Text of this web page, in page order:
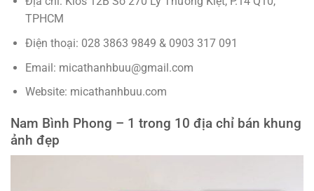
TPHCM
Điện thoại: 028 3863 9849 & 0903 317 091
Email: micathanhbuu@gmail.com
Website: micathanhbuu.com
Nam Bình Phong – 1 trong 10 địa chỉ bán khung
ảnh đẹp